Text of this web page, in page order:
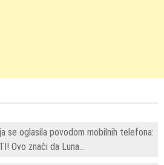
se oglasila povodom mobilnih telefona:
Ovo znači da Luna…